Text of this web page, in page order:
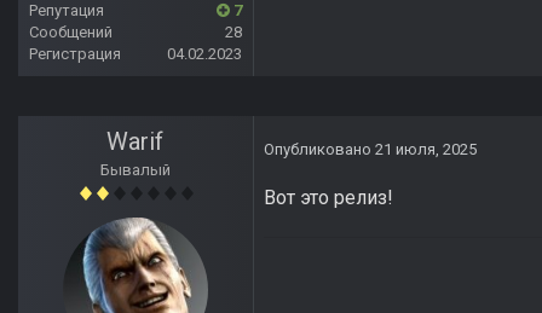
Репутация
7
Сообщений
28
Регистрация
04.02.2023
Warif
Бывалый
Опубликовано 21 июля, 2025
Вот это релиз!